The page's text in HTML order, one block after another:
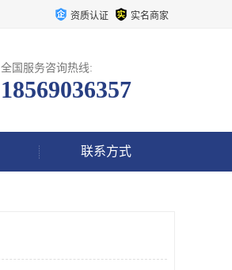
资质认证 实名商家
全国服务咨询热线:
18569036357
联系方式